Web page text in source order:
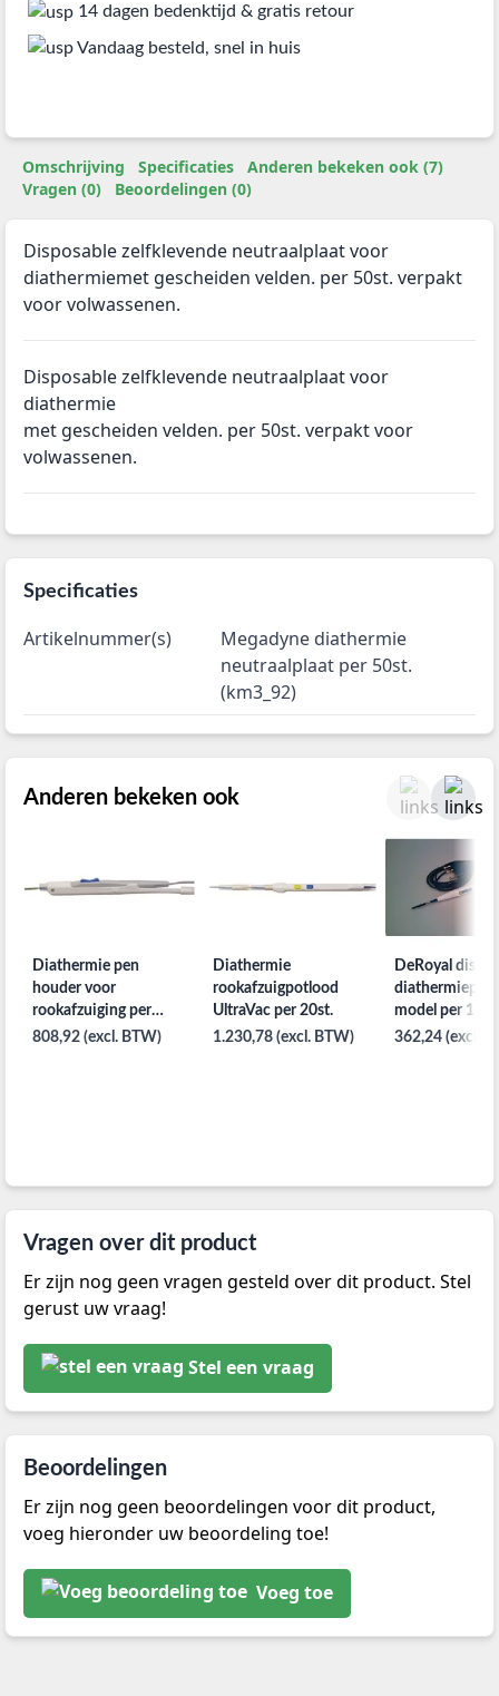
14 dagen bedenktijd & gratis retour
Vandaag besteld, snel in huis
Omschrijving Specificaties
Anderen bekeken ook (7)
Vragen (0)
Beoordelingen (0)
Disposable zelfklevende neutraalplaat voor
diathermiemet gescheiden velden. per 50st. verpakt
voor volwassenen.
Disposable zelfklevende neutraalplaat voor
diathermie
met gescheiden velden. per 50st. verpakt voor
volwassenen.
Specificaties
Artikelnummer(s)
Megadyne diathermie
neutraalplaat per 50st.
(km3_92)
Anderen bekeken ook
Diathermie pen
houder voor
rookafzuiging per
25st. met 3m kabel
808,92 (excl. BTW)
Diathermie
rookafzuigpotlood
UltraVac per 20st.
1.230,78 (excl. BTW)
DeRoyal
diathermiepen
model per
362,24 (excl.
Vragen over dit product
Er zijn nog geen vragen gesteld over dit product. Stel
gerust uw vraag!
Stel een vraag
Beoordelingen
Er zijn nog geen beoordelingen voor dit product,
voeg hieronder uw beoordeling toe!
Voeg toe